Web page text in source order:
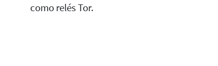
como relés Tor.